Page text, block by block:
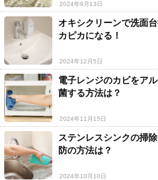
2024年9月13日
オキシクリーンで洗面
カピカになる！
2024年12月5日
電子レンジのカビをア
菌する方法は？
2024年11月15日
ステンレスシンクの掃
防の方法は？
2024年10月10日